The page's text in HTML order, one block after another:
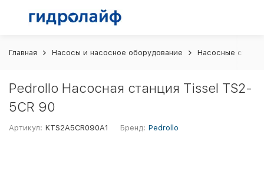
Главная Насосы и насосное оборудование Насосные
Pedrollo Насосная станция Tissel TS2-
5CR 90
Артикул: KTS2A5CR090A1 Бренд: Pedrollo